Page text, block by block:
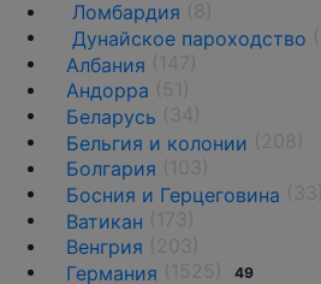
Ломбардия
Дунайское пароходство
Албания
Андорра
Беларусь
Бельгия и колонии
Болгария
Босния и Герцеговина
Ватикан
Венгрия
Германия
49